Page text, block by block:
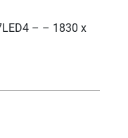
– – 1830 x